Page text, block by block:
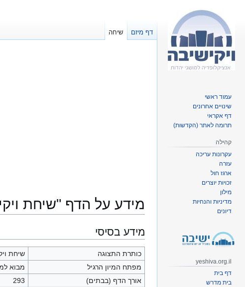
מידע על הדף "שיחת
קפיצה
לניווט
קפיצה
לחיפוש
מידע בסיסי
כותרת התצוגה
שיחת
מפתח המיון הרגיל
מבוא
אורך הדף (בבתים)
293
דף מיזם שיחה
עמוד ראשי
שינויים אחרונים
דף אקראי
תרומה לאתר (הקדשות)
קהילה
עקרונות עריכה
עזרה
ארגז חול
זכויות יוצרים
מילון
מדיניות והנחיות
דיונים
yeshiva.org.il
דף בית
בית מדרש